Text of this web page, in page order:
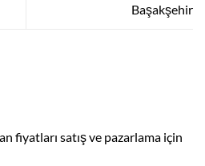
Başakşehir
fiyatları satış ve pazarlama için